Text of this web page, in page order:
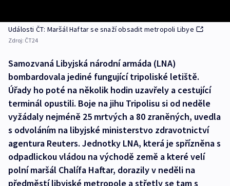
Události ČT: Maršál Haftar se snaží obsadit metropoli Libye
Zdroj: ČT24
Samozvaná Libyjská národní armáda (LNA)
bombardovala jediné fungující tripoliské letiště.
Úřady ho poté na několik hodin uzavřely a cestující
terminál opustili. Boje na jihu Tripolisu si od neděle
vyžádaly nejméně 25 mrtvých a 80 zraněných, uvedla
s odvoláním na libyjské ministerstvo zdravotnictví
agentura Reuters. Jednotky LNA, která je spřízněna s
odpadlickou vládou na východě země a které velí
polní maršál Chalífa Haftar, dorazily v neděli na
předměstí libyjské metropole a střetly se tam s